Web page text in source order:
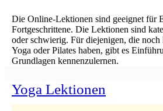
Die Online-Lektionen sind geeignet für
Fortgeschrittene. Die Lektionen sind
oder schwierig. Für diejenigen, die
Yoga oder Pilates haben, gibt es
Grundlagen kennenzulernen.
Yoga Lektionen